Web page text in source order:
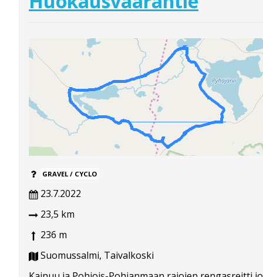
GRAVEL / CYCLO
23.7.2022
23,5 km
236 m
Suomussalmi, Taivalkoski